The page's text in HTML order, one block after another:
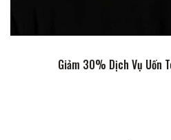
Giảm 30% Dịch Vụ Uốn